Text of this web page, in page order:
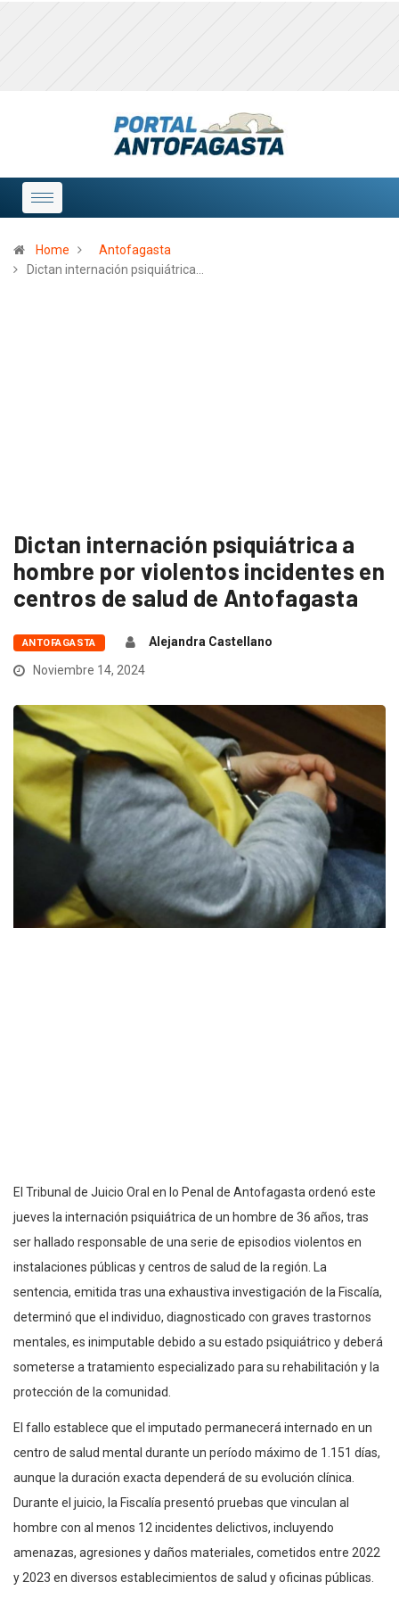
Home
Antofagasta
Dictan internación psiquiátrica…
Dictan internación psiquiátrica a
hombre por violentos incidentes en
centros de salud de Antofagasta
ANTOFAGASTA
Alejandra Castellano
Noviembre 14, 2024
El Tribunal de Juicio Oral en lo Penal de Antofagasta ordenó este
jueves la internación psiquiátrica de un hombre de 36 años, tras
ser hallado responsable de una serie de episodios violentos en
instalaciones públicas y centros de salud de la región. La
sentencia, emitida tras una exhaustiva investigación de la Fiscalía,
determinó que el individuo, diagnosticado con graves trastornos
mentales, es inimputable debido a su estado psiquiátrico y deberá
someterse a tratamiento especializado para su rehabilitación y la
protección de la comunidad.
El fallo establece que el imputado permanecerá internado en un
centro de salud mental durante un período máximo de 1.151 días,
aunque la duración exacta dependerá de su evolución clínica.
Durante el juicio, la Fiscalía presentó pruebas que vinculan al
hombre con al menos 12 incidentes delictivos, incluyendo
amenazas, agresiones y daños materiales, cometidos entre 2022
y 2023 en diversos establecimientos de salud y oficinas públicas.